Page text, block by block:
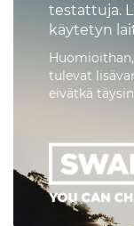
testattuja.
käytetyn
tulevat
eivätkä